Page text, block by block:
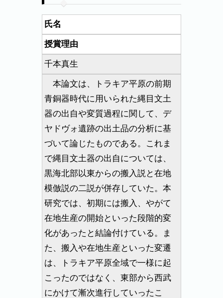
氏名
授賞理由
千本真生
本論文は、トラキア平原の前期
青銅器時代に用いられた縄目文土
器の出自や変質過程に関して、デ
ヤドヴォ遺跡の出土品の分析に基
づいて論じたものである。これま
で縄目文土器の出自については、
黒海北部以東からの搬入説と在地
模倣説の二説が併存していた。本
研究では、初期には搬入、やがて
在地生産の開始といった段階的変
化があったと結論付けている。ま
た、搬入や在地生産といった変遷
は、トラキア平原全域で一様に起
こったのではなく、東部から西武
にかけて漸次進行していったこ